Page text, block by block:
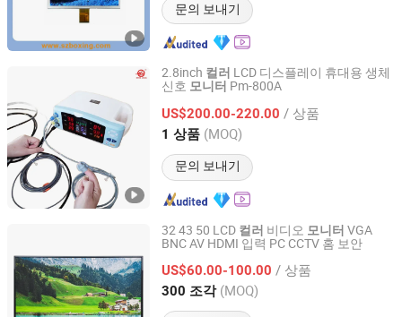
문의 보내기
2.8inch 컬러 LCD 디스플레이 휴대용 생체
신호 모니터 Pm-800A
US$200.00-220.00 / 상품
1 상품 (MOQ)
문의 보내기
CMICS Medical Instrument Co., Ltd.
Guangdong, China 이후 2021
32 43 50 LCD 컬러 비디오 모니터 VGA
BNC AV HDMI 입력 PC CCTV 홈 보안
US$60.00-100.00 / 상품
300 조각 (MOQ)
Guangzhou Dongpin Electronic Co.,LTD
Guangdong, China 이후 2020